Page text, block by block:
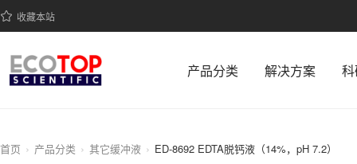
收藏本站
产品分类 解决方案
首页 产品分类 其它缓冲液 ED-8692 EDTA脱钙液（14%，pH 7.2）